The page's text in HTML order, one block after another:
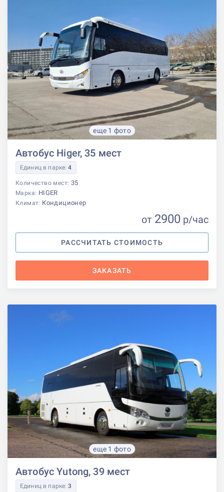
еще 1 фото
Автобус Higer, 35 мест
Единиц в парке:4
Количество мест: 35
Марка: HIGER
Климат: Кондиционер
от 2900 р/час
РАССЧИТАТЬ СТОИМОСТЬ
ЗАКАЗАТЬ
еще 1 фото
Автобус Yutong, 39 мест
Единиц в парке:3